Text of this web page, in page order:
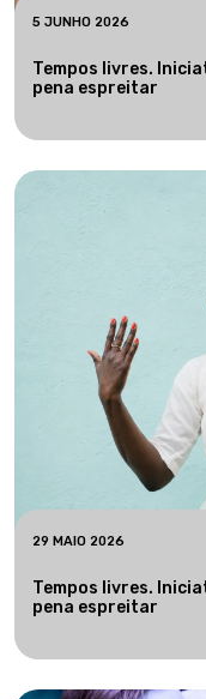
5 JUNHO 2026
Tempos livres.
pena espreitar
29 MAIO 2026
Tempos livres.
pena espreitar